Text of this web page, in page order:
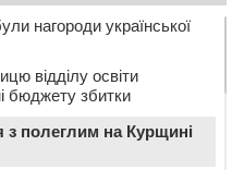
нагороди української
відділу освіти
бюджету збитки
полеглим на Курщині